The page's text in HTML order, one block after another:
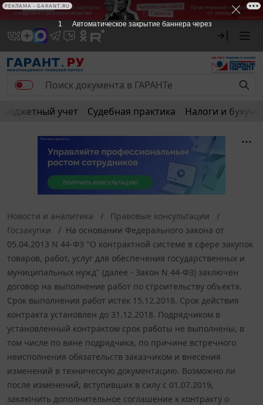
Бюджетный учет Судебная практика Налоги и
Новости и аналитика
Правовые консультации
Госзакупки
На основании Федерального закона от
05.04.2013 N 44-ФЗ "О контрактной системе в сфере закупок
товаров, работ, услуг для обеспечения государственных и
муниципальных нужд" (далее - Закон N 44-ФЗ) заключен
договор на выполнение работ по строительству объекта.
Срок выполнения работ истек 15.12.2018. Срок действия
контракта установлен до 31.12.2018. Подрядчиком в
установленный контрактом срок работы не выполнены, в
том числе по вине подрядчика, по причине встречного
неисполнения обязательств заказчиком и внесения
изменений в техническую документацию. Возможно ли
после изменений, вступивших в силу с 01.07.2019,
заключить дополнительное соглашение к контракту о
1 Автоматическое закрытие баннера через
РЕКЛАМА • GARANT.RU